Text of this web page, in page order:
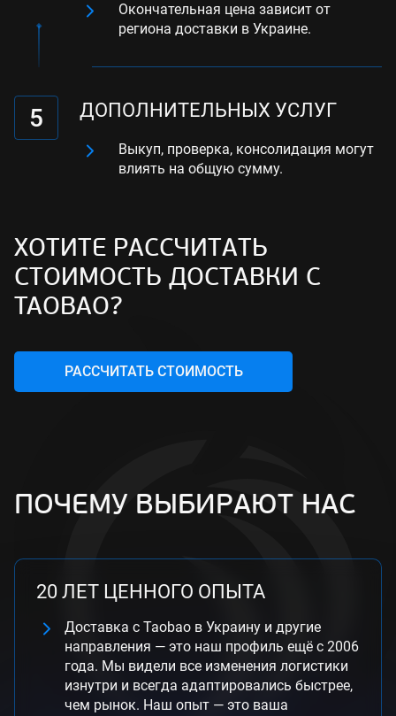
Окончательная цена зависит от
региона доставки в Украине.
5 ДОПОЛНИТЕЛЬНЫХ УСЛУГ
Выкуп, проверка, консолидация могут
влиять на общую сумму.
ХОТИТЕ РАССЧИТАТЬ
СТОИМОСТЬ ДОСТАВКИ С
TAOBAO?
РАССЧИТАТЬ СТОИМОСТЬ
ПОЧЕМУ ВЫБИРАЮТ НАС
20 ЛЕТ ЦЕННОГО ОПЫТА
Доставка с Taobao в Украину и другие
направления — это наш профиль ещё с 2006
года. Мы видели все изменения логистики
изнутри и всегда адаптировались быстрее,
чем рынок. Наш опыт — это ваша